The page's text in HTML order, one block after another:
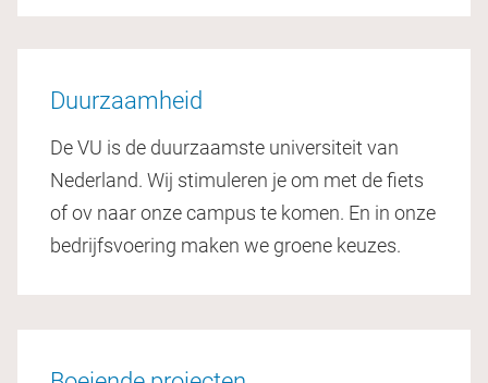
Duurzaamheid
De VU is de duurzaamste universiteit van
Nederland. Wij stimuleren je om met de fiets
of ov naar onze campus te komen. En in onze
bedrijfsvoering maken we groene keuzes.